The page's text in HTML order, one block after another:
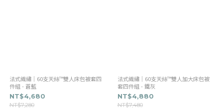
法式織繡｜60支天絲™雙人床包被套四
件組 - 蒼藍
NT$4,680
NT$7,280
法式織繡｜60支天絲™雙人加大床包被
套四件組 - 鐵灰
NT$4,880
NT$7,480